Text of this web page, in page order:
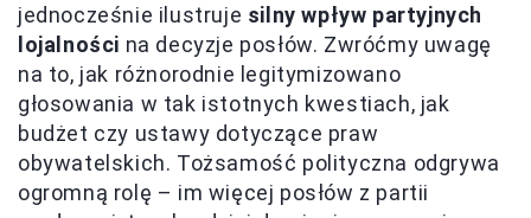
jednocześnie ilustruje silny wpływ partyjnych
lojalności na decyzje posłów. Zwróćmy uwagę
na to, jak różnorodnie legitymizowano
głosowania w tak istotnych kwestiach, jak
budżet czy ustawy dotyczące praw
obywatelskich. Tożsamość polityczna odgrywa
ogromną rolę – im więcej posłów z partii